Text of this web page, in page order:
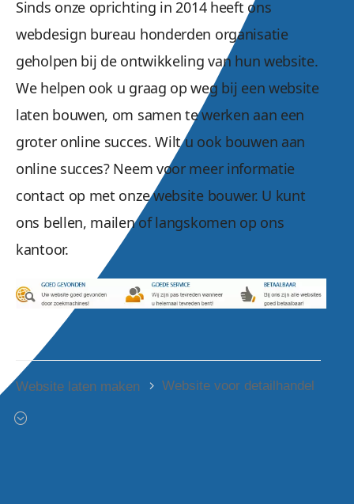
Sinds onze oprichting in 2014 heeft ons
webdesign bureau honderden organisatie
geholpen bij de ontwikkeling van hun website.
We helpen ook u graag op weg bij een website
laten bouwen, om samen te werken aan een
groter online succes. Wilt u ook bouwen aan
online succes? Neem voor meer informatie
contact op met onze website bouwer. U kunt
ons bellen, mailen of langskomen op ons
kantoor.
Website laten maken Website voor detailhandel